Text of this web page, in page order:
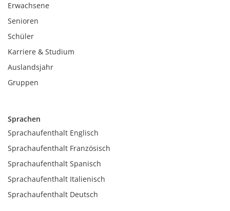
Erwachsene
Senioren
Schüler
Karriere & Studium
Auslandsjahr
Gruppen
Sprachen
Sprachaufenthalt Englisch
Sprachaufenthalt Französisch
Sprachaufenthalt Spanisch
Sprachaufenthalt Italienisch
Sprachaufenthalt Deutsch